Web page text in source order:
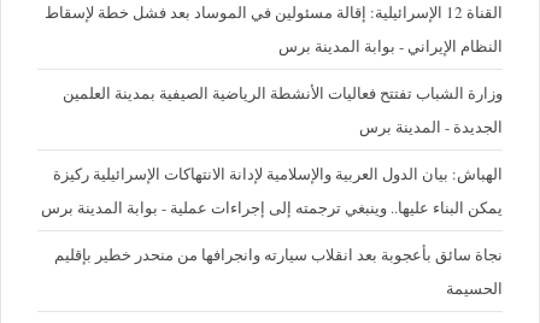
القناة 12 الإسرائيلية: إقالة مسئولين في الموساد بعد فشل خطة لإسقاط
النظام الإيراني - بوابة المدينة برس
وزارة الشباب تفتتح فعاليات الأنشطة الرياضية الصيفية بمدينة العلمين
الجديدة - المدينة برس
الهباش: بيان الدول العربية والإسلامية لإدانة الانتهاكات الإسرائيلية ركيزة
يمكن البناء عليها.. وينبغي ترجمته إلى إجراءات عملية - بوابة المدينة برس
نجاة سائق بأعجوبة بعد انقلاب سيارته وانجرافها من منحدر خطير بإقليم
الحسيمة